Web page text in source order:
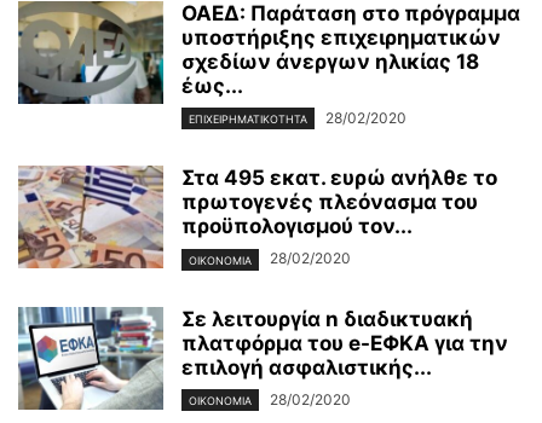
ΟΑΕΔ: Παράταση στο πρόγραμμα
υποστήριξης επιχειρηματικών
σχεδίων άνεργων ηλικίας 18
έως...
ΕΠΙΧΕΙΡΗΜΑΤΙΚΌΤΗΤΑ 28/02/2020
Στα 495 εκατ. ευρώ ανήλθε το
πρωτογενές πλεόνασμα του
προϋπολογισμού τον...
ΟΙΚΟΝΟΜΊΑ 28/02/2020
Σε λειτουργία n διαδικτυακή
πλατφόρμα του e-ΕΦΚΑ για την
επιλογή ασφαλιστικής...
ΟΙΚΟΝΟΜΊΑ 28/02/2020